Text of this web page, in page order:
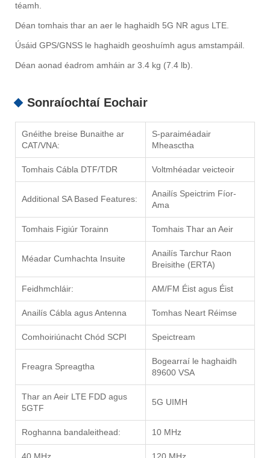
téamh.
Déan tomhais thar an aer le haghaidh 5G NR agus LTE.
Úsáid GPS/GNSS le haghaidh geoshuímh agus amstampáil.
Déan aonad éadrom amháin ar 3.4 kg (7.4 lb).
Sonraíochtaí Eochair
Gnéithe breise Bunaithe ar
CAT/VNA:
S-paraiméadair
Mheasctha
Tomhais Cábla DTF/TDR Voltmhéadar veicteoir
Additional SA Based Features:
Anailís Speictrim Fíor-
Ama
Tomhais Figiúr Torainn Tomhais Thar an Aeir
Méadar Cumhachta Insuite
Anailís Tarchur Raon
Breisithe (ERTA)
Feidhmchláir: AM/FM Éist agus Éist
Anailís Cábla agus Antenna Tomhas Neart Réimse
Comhoiriúnacht Chód SCPI Speictream
Freagra Spreagtha
Bogearraí le haghaidh
89600 VSA
Thar an Aeir LTE FDD agus
5GTF
5G UIMH
Roghanna bandaleithead: 10 MHz